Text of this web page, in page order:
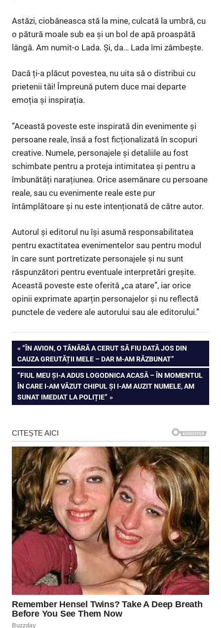
Astăzi, ciobăneasca stă la mine, culcată la umbră, cu
o pătură moale sub ea și un bol de apă proaspătă
lângă. Am numit-o Lada. Și, da… Lada îmi zâmbește.
Dacă ți-a plăcut povestea, nu uita să o distribui cu
prietenii tăi! Împreună putem duce mai departe
emoția și inspirația.
”Această poveste este inspirată din evenimente și
persoane reale, însă a fost ficționalizată în scopuri
creative. Numele, personajele și detaliile au fost
schimbate pentru a proteja intimitatea și pentru a
îmbunătăți narațiunea. Orice asemănare cu persoane
reale, sau cu evenimente reale este pur
întâmplătoare și nu este intenționată de către autor.
Autorul și editorul nu își asumă responsabilitatea
pentru exactitatea evenimentelor sau pentru modul
în care sunt portretizate personajele și nu sunt
răspunzători pentru eventuale interpretări greșite.
Această poveste este oferită „ca atare”, iar orice
opinii exprimate aparțin personajelor și nu reflectă
punctele de vedere ale autorului sau ale editorului.”
Navigare
în
articole
PREVIOUS
POST:
”ÎN AVION, O TÂNĂRĂ A CERUT SĂ FIU DATĂ JOS DIN
CAUZA GREUTĂȚII MELE – DAR M-AM RĂZBUNAT”
NEXT
POST:
”FIUL MEU ȘI-A ADUS LOGODNICA ACASĂ – ÎN MOMENTUL
ÎN CARE I-AM VĂZUT CHIPUL ȘI I-AM AUZIT NUMELE, AM
SUNAT IMEDIAT LA POLIȚIE”